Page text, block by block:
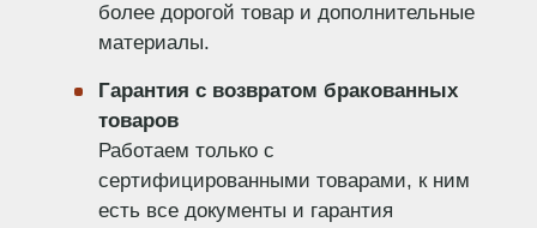
более дорогой товар и дополнительные
материалы.
Гарантия с возвратом бракованных
товаров
Работаем только с
сертифицированными товарами, к ним
есть все документы и гарантия